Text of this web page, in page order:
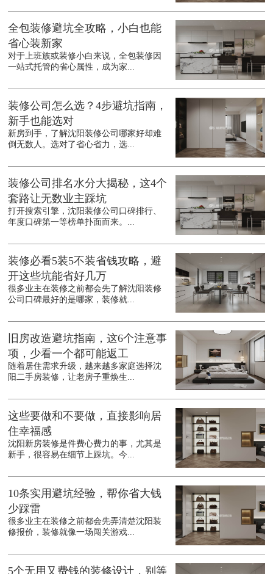
全包装修避坑全攻略，小白也能
省心装新家
对于上班族或装修小白来说，全包装修因
一站式托管的省心属性，成为家...
装修公司怎么选？4步避坑指南，
新手也能选对
新房到手，了解沈阳装修公司哪家好却难
倒无数人。选对了省心省力，选...
装修公司排名水分大揭秘，这4个
套路让无数业主踩坑
打开搜索引擎，沈阳装修公司口碑排行、
年度口碑第一等榜单扑面而来。...
装修必看5装5不装省钱攻略，避
开这些坑能省好几万
很多业主在装修之前都会先了解沈阳装修
公司口碑最好的是哪家，装修就...
旧房改造避坑指南，这6个注意事
项，少看一个都可能返工
随着居住需求升级，越来越多家庭选择沈
阳二手房装修，让老房子重焕生...
这些要做和不要做，直接影响居
住幸福感
沈阳新房装修是件费心费力的事，尤其是
新手，很容易在细节上踩坑。今...
10条实用避坑经验，帮你省大钱
少踩雷
很多业主在装修之前都会先弄清楚沈阳装
修报价，装修就像一场闯关游戏...
5个无用又费钱的装修设计，别等